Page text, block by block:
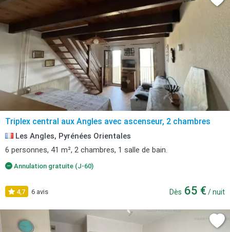
Triplex central aux Angles avec ascenseur, 2 chambres
Les Angles, Pyrénées Orientales
6 personnes, 41 m², 2 chambres, 1 salle de bain.
Annulation gratuite (J-60)
4,7 6 avis Dès 65 € / nuit